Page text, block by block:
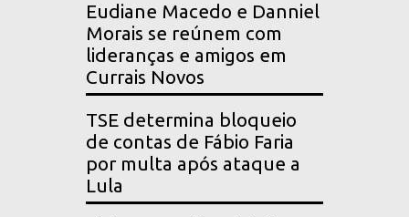
Eudiane Macedo e Danniel
Morais se reúnem com
lideranças e amigos em
Currais Novos
TSE determina bloqueio
de contas de Fábio Faria
por multa após ataque a
Lula